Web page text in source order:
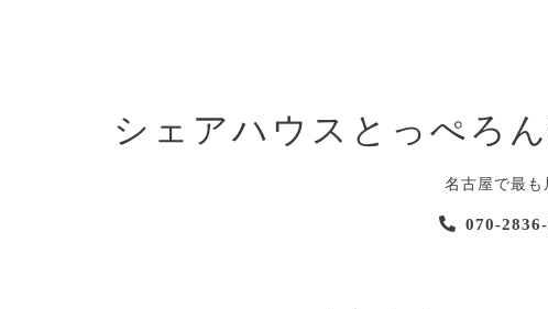
シェアハウスとっぺろん
名古屋で最も
070-